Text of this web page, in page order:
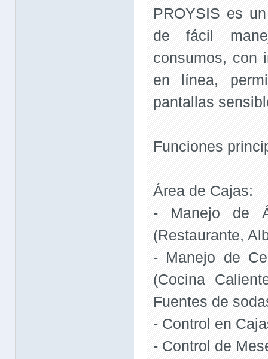
PROYSIS es
de fácil
consumos, con
en línea,
pantallas
Funciones
Área de Cajas:
- Manejo de
(Restaurante,
- Manejo de
(Cocina
Fuentes de
- Control en
- Control de